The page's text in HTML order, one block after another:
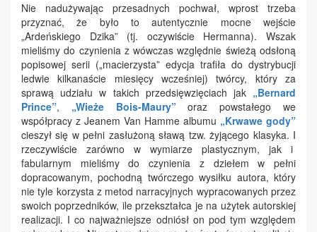
Nie nadużywając przesadnych pochwał, wprost trzeba
przyznać, że było to autentycznie mocne wejście
„Ardeńskiego Dzika” (tj. oczywiście Hermanna). Wszak
mieliśmy do czynienia z wówczas względnie świeżą odsłoną
popisowej serii („macierzysta” edycja trafiła do dystrybucji
ledwie kilkanaście miesięcy wcześniej) twórcy, który za
sprawą udziału w takich przedsięwzięciach jak „Bernard
Prince”, „Wieże Bois-Maury”oraz powstałego we
współpracy z Jeanem Van Hamme albumu „Krwawe gody”
cieszył się w pełni zasłużoną sławą tzw. żyjącego klasyka. I
rzeczywiście zarówno w wymiarze plastycznym, jak i
fabularnym mieliśmy do czynienia z dziełem w pełni
dopracowanym, pochodną twórczego wysiłku autora, który
nie tyle korzysta z metod narracyjnych wypracowanych przez
swoich poprzedników, ile przekształca je na użytek autorskiej
realizacji. I co najważniejsze odniósł on pod tym względem